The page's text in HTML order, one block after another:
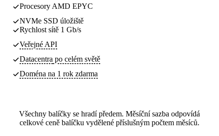
Procesory AMD EPYC
NVMe SSD úložiště
Rychlost sítě 1 Gb/s
Veřejné API
Datacentra po celém světě
Doména na 1 rok zdarma
Všechny balíčky se hradí předem. Měsíční sazba odpovídá
celkové ceně balíčku vydělené příslušným počtem měsíců.